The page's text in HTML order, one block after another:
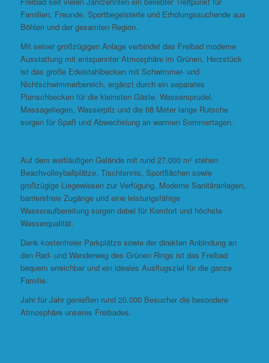
Familien, Freunde, Sportbegeisterte und Erholungssuchende aus
Böhlen und der gesamten Region.
Mit seiner großzügigen Anlage verbindet das Freibad moderne
Ausstattung mit entspannter Atmosphäre im Grünen. Herzstück
ist das große Edelstahlbecken mit Schwimmer- und
Nichtschwimmerbereich, ergänzt durch ein separates
Planschbecken für die kleinsten Gäste. Wassersprudel,
Massageliegen, Wasserpilz und die 68 Meter lange Rutsche
sorgen für Spaß und Abwechslung an warmen Sommertagen.
Auf dem weitläufigen Gelände mit rund 27.000 m² stehen
Beachvolleyballplätze, Tischtennis, Sportflächen sowie
großzügige Liegewiesen zur Verfügung. Moderne Sanitäranlagen,
barrierefreie Zugänge und eine leistungsfähige
Wasseraufbereitung sorgen dabei für Komfort und höchste
Wasserqualität.
Dank kostenfreier Parkplätze sowie der direkten Anbindung an
den Rad- und Wanderweg des Grünen Rings ist das Freibad
bequem erreichbar und ein ideales Ausflugsziel für die ganze
Familie.
Jahr für Jahr genießen rund 20.000 Besucher die besondere
Atmosphäre unseres Freibades.